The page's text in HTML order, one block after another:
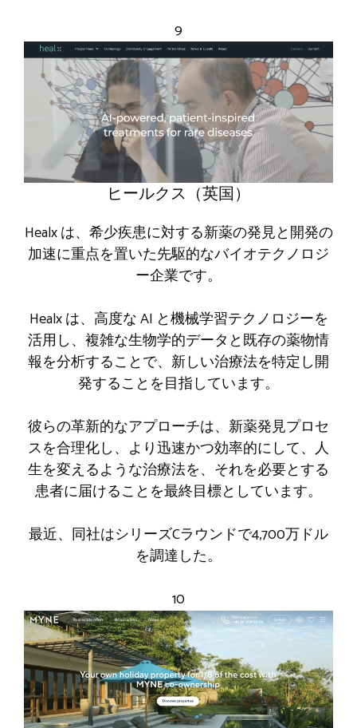
9
ヒールクス（英国）
Healx は、希少疾患に対する新薬の発見と開発の
加速に重点を置いた先駆的なバイオテクノロジ
ー企業です。
Healx は、高度な AI と機械学習テクノロジーを
活用し、複雑な生物学的データと既存の薬物情
報を分析することで、新しい治療法を特定し開
発することを目指しています。
彼らの革新的なアプローチは、新薬発見プロセ
スを合理化し、より迅速かつ効率的にして、人
生を変えるような治療法を、それを必要とする
患者に届けることを最終目標としています。
最近、同社はシリーズCラウンドで4,700万ドル
を調達した。
10